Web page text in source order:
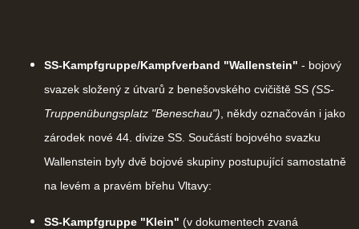
SS-Kampfgruppe/Kampfverband "Wallenstein" - bojový
svazek složený z útvarů z benešovského cvičiště SS (SS-
Truppenübungsplatz "Beneschau") , někdy označován i jako
zárodek nové 44. divize SS. Součástí bojového svazku
Wallenstein byly dvě bojové skupiny postupující samostatně
na levém a pravém břehu Vltavy:
SS-Kampfgruppe "Klein" (v dokumentech zvaná